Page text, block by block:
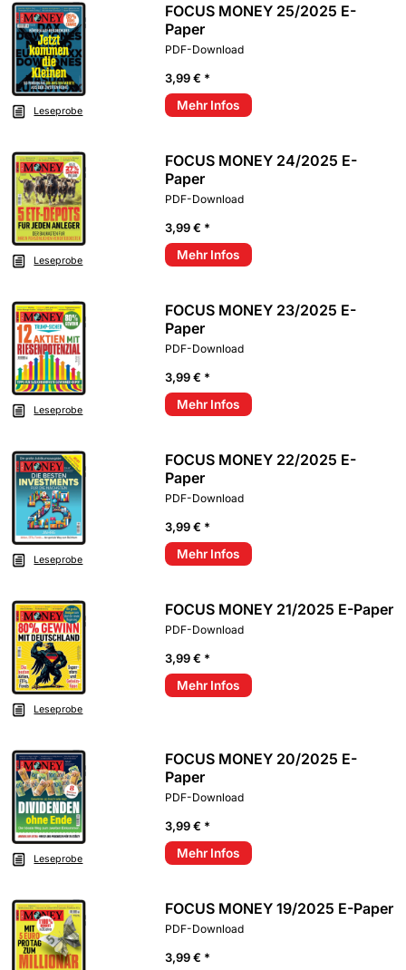
Leseprobe
FOCUS MONEY 25/2025 E-
Paper
PDF-Download
3,99 € *
Mehr Infos
Leseprobe
FOCUS MONEY 24/2025 E-
Paper
PDF-Download
3,99 € *
Mehr Infos
Leseprobe
FOCUS MONEY 23/2025 E-
Paper
PDF-Download
3,99 € *
Mehr Infos
Leseprobe
FOCUS MONEY 22/2025 E-
Paper
PDF-Download
3,99 € *
Mehr Infos
Leseprobe
FOCUS MONEY 21/2025 E-Paper
PDF-Download
3,99 € *
Mehr Infos
Leseprobe
FOCUS MONEY 20/2025 E-
Paper
PDF-Download
3,99 € *
Mehr Infos
FOCUS MONEY 19/2025 E-Paper
PDF-Download
3,99 € *